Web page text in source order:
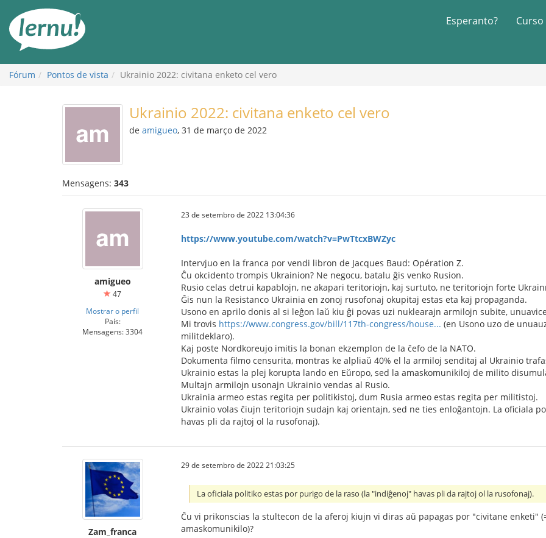
conteúdo
Esperanto? Curso
Fórum Pontos de vista Ukrainio 2022: civitana enketo cel vero
Ukrainio 2022: civitana enketo cel vero
de amigueo, 31 de março de 2022
Mensagens: 343
amigueo
47
Mostrar o perfil
País:
Mensagens: 3304
23 de setembro de 2022 13:04:36
https://www.youtube.com/watch?v=PwTtcxBWZyc
Intervjuo en la franca por vendi libron de Jacques Baud: Opération Z.
Ĉu okcidento trompis Ukrainion? Ne negocu, batalu ĝis venko Rusion.
Rusio celas detrui kapablojn, ne akapari teritoriojn, kaj surtuto, ne teritoriojn forte
Ĝis nun la Resistanco Ukrainia en zonoj rusofonaj okupitaj estas eta kaj propaganda.
Usono en aprilo donis al si leĝon laŭ kiu ĝi povas uzi nuklearajn armilojn subite,
Mi trovis https://www.congress.gov/bill/117th-congress/house... (en Usono uzo de
militdeklaro).
Kaj poste Nordkoreujo imitis la bonan ekzemplon de la ĉefo de la NATO.
Dokumenta filmo censurita, montras ke alpliaŭ 40% el la armiloj senditaj al Ukrainio
Ukrainio estas la plej korupta lando en Eŭropo, sed la amaskomunikiloj de milito
Multajn armilojn usonajn Ukrainio vendas al Rusio.
Ukrainia armeo estas regita per politikistoj, dum Rusia armeo estas regita per militistoj.
Ukrainio volas ĉiujn teritoriojn sudajn kaj orientajn, sed ne ties enloĝantojn. La oficiala
havas pli da rajtoj ol la rusofonaj).
Zam_franca
29 de setembro de 2022 21:03:25
La oficiala politiko estas por purigo de la raso (la "indiĝenoj" havas pli da rajtoj ol la rusofonaj).
Ĉu vi prikonscias la stultecon de la aferoj kiujn vi diras aŭ papagas por "civitane enketi"
amaskomunikilo)?